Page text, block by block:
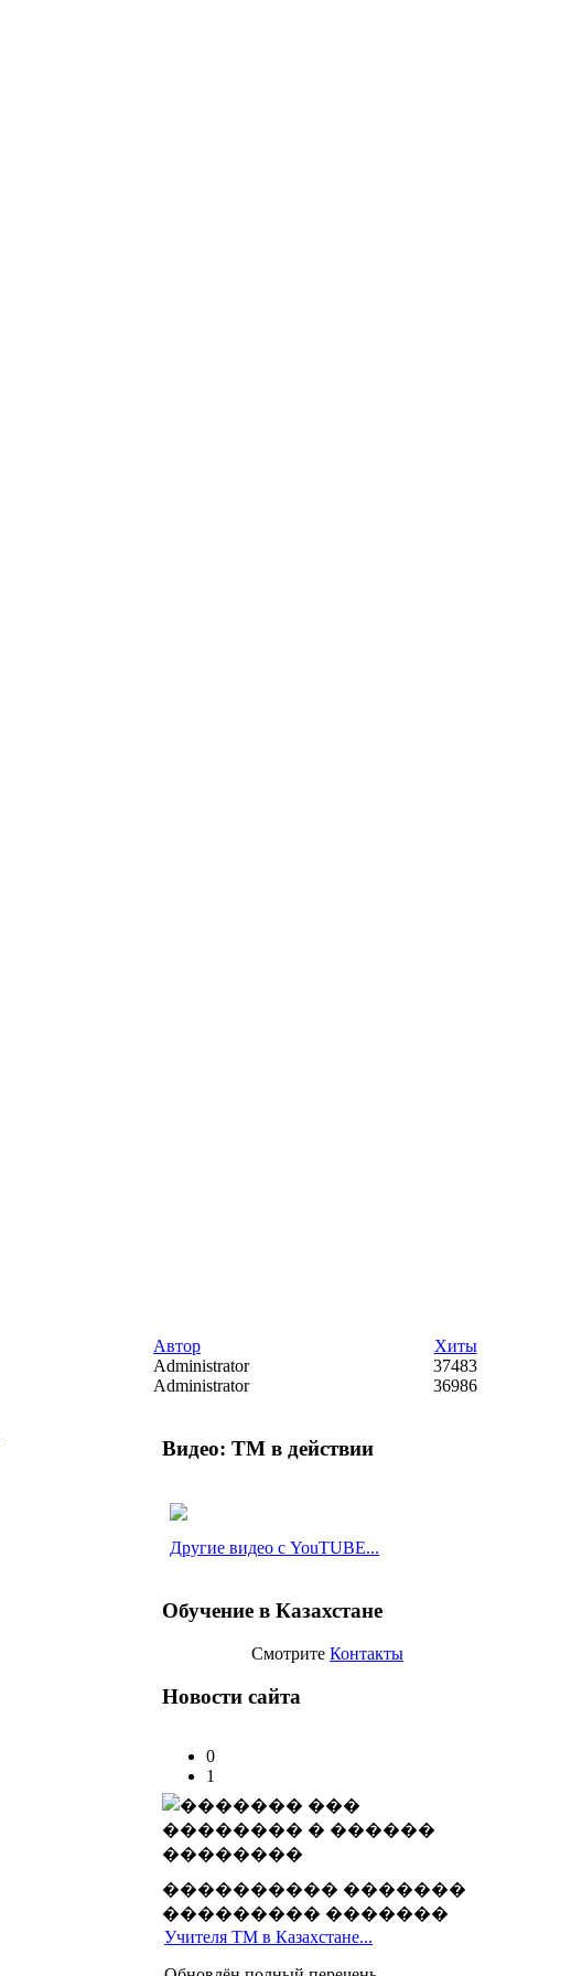
Автор
Хиты
Administrator
37483
Administrator 36986
Видео: ТМ в действии
Другие видео с YouTUBE...
Обучение в Казахстане
Смотрите Контакты
Новости сайта
0
1
���������� �������
��������� �������
Учителя ТМ в Казахстане...